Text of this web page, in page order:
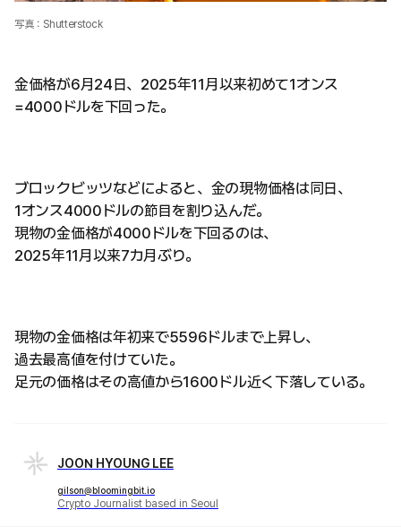
写真：Shutterstock
金価格が6月24日、2025年11月以来初めて1オンス
=4000ドルを下回った。
ブロックビッツなどによると、金の現物価格は同日、
1オンス4000ドルの節目を割り込んだ。
現物の金価格が4000ドルを下回るのは、
2025年11月以来7カ月ぶり。
現物の金価格は年初来で5596ドルまで上昇し、
過去最高値を付けていた。
足元の価格はその高値から1600ドル近く下落している。
JOON HYOUNG LEE
gilson@bloomingbit.io
Crypto Journalist based in Seoul